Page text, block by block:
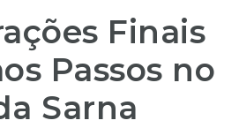
Finais
Passos no
Sarna